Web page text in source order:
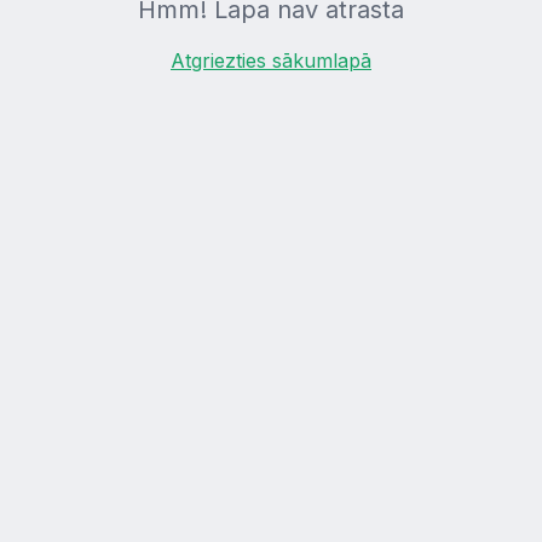
Hmm! Lapa nav atrasta
Atgriezties sākumlapā